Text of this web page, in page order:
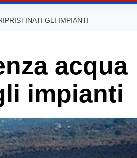
GLI IMPIANTI
acqua
impianti